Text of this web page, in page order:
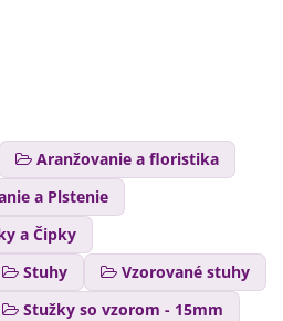
Aranžovanie a floristika
a Plstenie
a Čipky
Stuhy
Vzorované stuhy
Stužky so vzorom - 15mm